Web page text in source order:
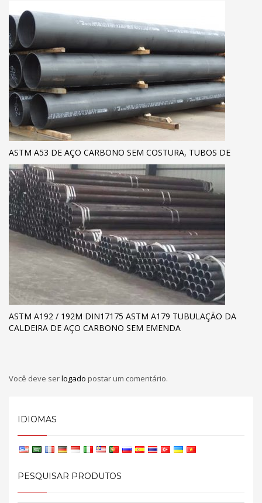
ASTM A53 DE AÇO CARBONO SEM COSTURA, TUBOS DE
ASTM A192 / 192M DIN17175 ASTM A179 TUBULAÇÃO DA
CALDEIRA DE AÇO CARBONO SEM EMENDA
Você deve serlogado postar um comentário.
IDIOMAS
PESQUISAR PRODUTOS